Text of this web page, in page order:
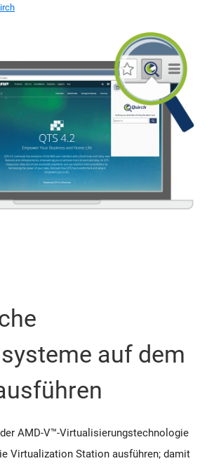
auf dem
AMD-V™-Virtualisierungstechnologie
Virtualization Station ausführen; damit